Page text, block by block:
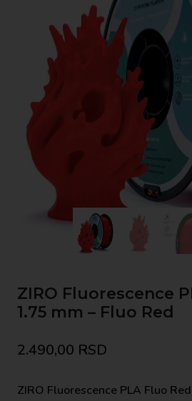
ZIRO Fluorescence
1.75 mm – Fluo Red
2.490,00 RSD
ZIRO Fluorescence PLA Fluo